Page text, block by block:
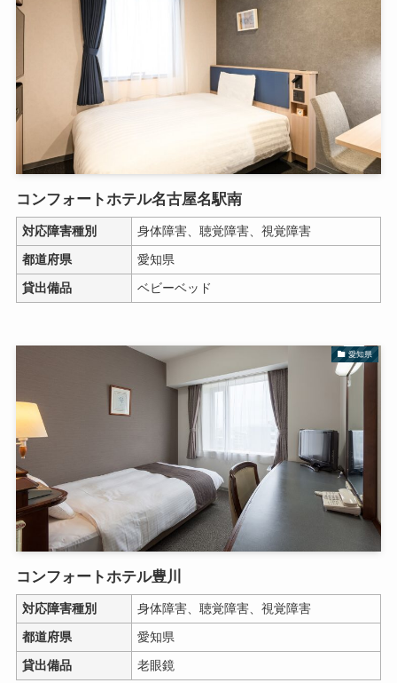
コンフォートホテル名古屋名駅南
対応障害種別
身体障害、聴覚障害、視覚障害
都道府県
愛知県
貸出備品
ベビーベッド
愛知県
コンフォートホテル豊川
対応障害種別
身体障害、聴覚障害、視覚障害
都道府県
愛知県
貸出備品
老眼鏡